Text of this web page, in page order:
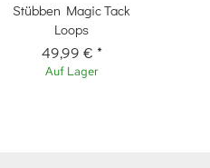
Stübben Magic Tack
Loops
49,99 € *
Auf Lager